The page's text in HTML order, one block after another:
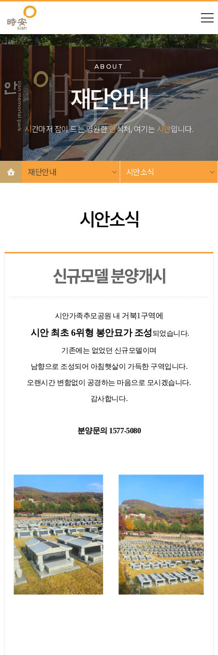
ABOUT
재단안내
시간마저 잠이 드는 영원한안식처, 여기는 시안입니다.
재단안내 시안소식
시안소식
신규모델 분양개시
시안가족추모공원 내 거북1 구역에
시안 최초6위형 봉안묘가 조성되었습니다.
기존에는 없었던 신규모델이며
남향으로 조성되어 아침햇살이 가득한 구역입니다.
오랜시간 변함없이 공경하는 마음으로 모시겠습니다.
감사합니다.
분양문의 1577-5080